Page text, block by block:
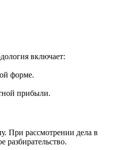
включает:
форме.
прибыли.
При рассмотрении дела в
разбирательство.